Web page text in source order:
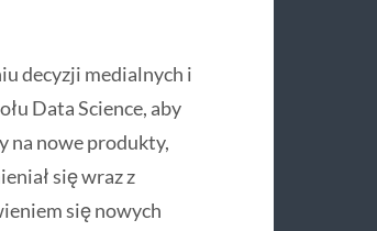
decyzji medialnych i
Data Science, aby
na nowe produkty,
się wraz z
się nowych